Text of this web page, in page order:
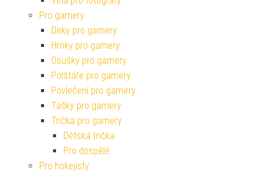
Pro gamery
Deky pro gamery
Hrnky pro gamery
Osušky pro gamery
Polštáře pro gamery
Povlečení pro gamery
Tašky pro gamery
Trička pro gamery
Dětská trička
Pro dospělé
Pro hokejisty